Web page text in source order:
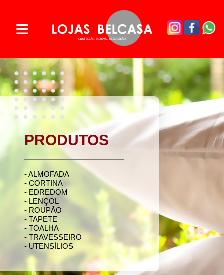
≡
PRODUTOS
- ALMOFADA
- CORTINA
- EDREDOM
- LENÇOL
- ROUPÃO
- TAPETE
- TOALHA
- TRAVESSEIRO
- UTENSÍLIOS